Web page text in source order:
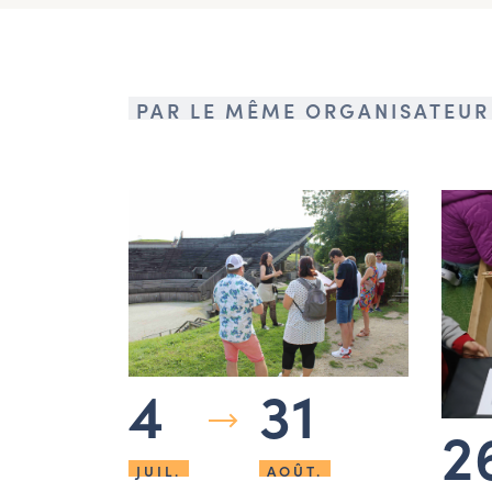
PAR LE MÊME ORGANISATEUR
4
JUIL.
31
AOÛT.